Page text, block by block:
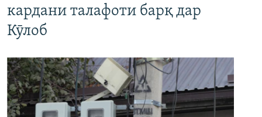
кардани талафоти барқ дар
Кӯлоб